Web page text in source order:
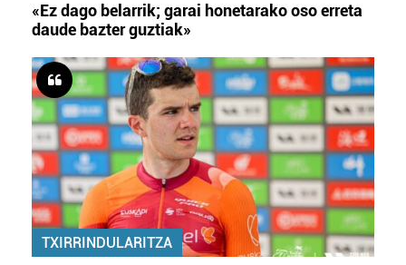
«Ez dago belarrik; garai honetarako oso erreta
daude bazter guztiak»
TXIRRINDULARITZA